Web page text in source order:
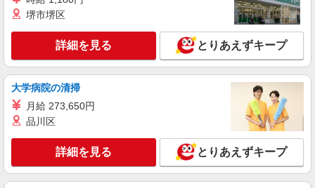
紹介予定派遣
株式会社シエロ
人気機種に詳しくなれる携帯販売【au】
月給259200円〜300000円（経験・能力によ
る） ※研修期間6か月・時給1500円〜 ※残業代支
給 ★交通費別途支給（規定あり） ゜+゜・。
○。・゜+゜・。○。・゜+゜ 入社祝い金10万円支
給(規定有) ゜・。○。・゜+゜・。○。・゜+゜
詳細を見る
人気機種に詳しくなれる携帯販売
堺市堺区
詳細を見る とりあえずキープ
大学病院の清掃
月給 273,650円
品川区
詳細を見る とりあえずキープ